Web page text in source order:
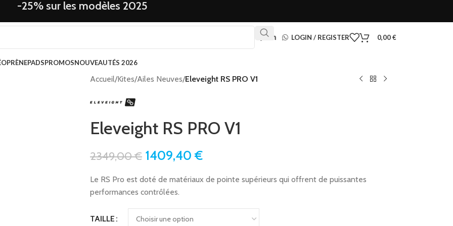
-25% sur les modèles 2025
LOGIN / REGISTER 0,00€
PADSPROMOSNOUVEAUTÉS 2026
Accueil/Kites/Ailes Neuves/Eleveight RS PRO V1
Eleveight RS PRO V1
2349,00€ 1409,40 €
Le RS Pro est doté de matériaux de pointe supérieurs qui offrent de puissantes
performances contrôlées.
TAILLE